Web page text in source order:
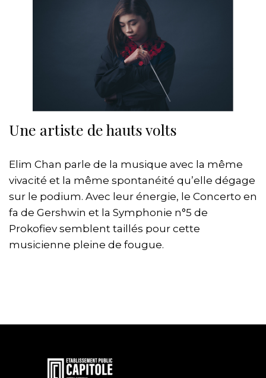
Une artiste de hauts volts
Elim Chan parle de la musique avec la même
vivacité et la même spontanéité qu’elle dégage
sur le podium. Avec leur énergie, le Concerto en
fa de Gershwin et la Symphonie n°5 de
Prokofiev semblent taillés pour cette
musicienne pleine de fougue.
En